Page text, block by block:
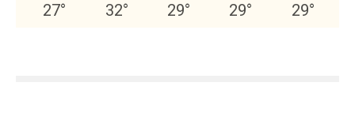
27° 32° 29° 29° 29°